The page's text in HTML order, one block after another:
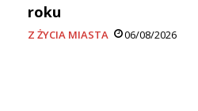
roku
Z ŻYCIA MIASTA 06/08/2026